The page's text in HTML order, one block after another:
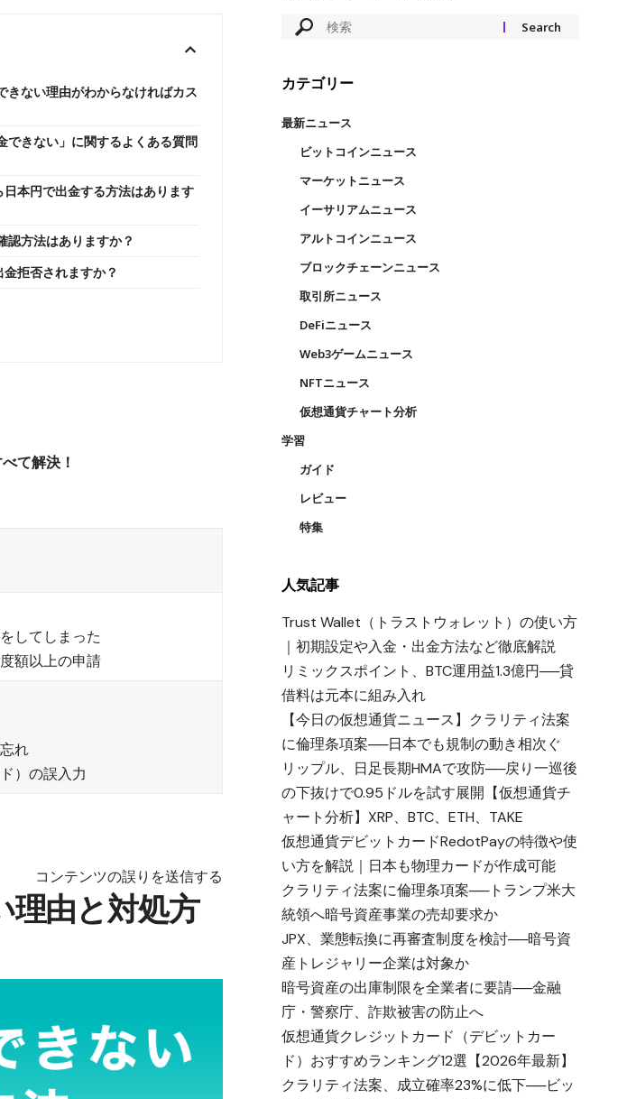
ない理由がわからなければカス
きない」に関するよくある質問
本円で出金する方法はあります
認方法はありますか？
拒否されますか？
て解決！
してしまった
額以上の申請
れ
）の誤入力
コンテンツの誤りを送信する
理由と対処方
カテゴリー
最新ニュース
ビットコインニュース
マーケットニュース
イーサリアムニュース
アルトコインニュース
ブロックチェーンニュース
取引所ニュース
DeFiニュース
Web3ゲームニュース
NFTニュース
仮想通貨チャート分析
学習
ガイド
レビュー
特集
人気記事
Trust Wallet（トラストウォレット）の使い方
｜初期設定や入金・出金方法など徹底解説
リミックスポイント、BTC運用益1.3億円──貸
借料は元本に組み入れ
【今日の仮想通貨ニュース】クラリティ法案
に倫理条項案──日本でも規制の動き相次ぐ
リップル、日足長期HMAで攻防──戻り一巡後
の下抜けで0.95ドルを試す展開【仮想通貨チ
ャート分析】XRP、BTC、ETH、TAKE
仮想通貨デビットカードRedotPayの特徴や使
い方を解説｜日本も物理カードが作成可能
クラリティ法案に倫理条項案──トランプ米大
統領へ暗号資産事業の売却要求か
JPX、業態転換に再審査制度を検討──暗号資
産トレジャリー企業は対象か
暗号資産の出庫制限を全業者に要請──金融
庁・警察庁、詐欺被害の防止へ
仮想通貨クレジットカード（デビットカー
ド）おすすめランキング12選【2026年最新】
クラリティ法案、成立確率23%に低下──ビッ